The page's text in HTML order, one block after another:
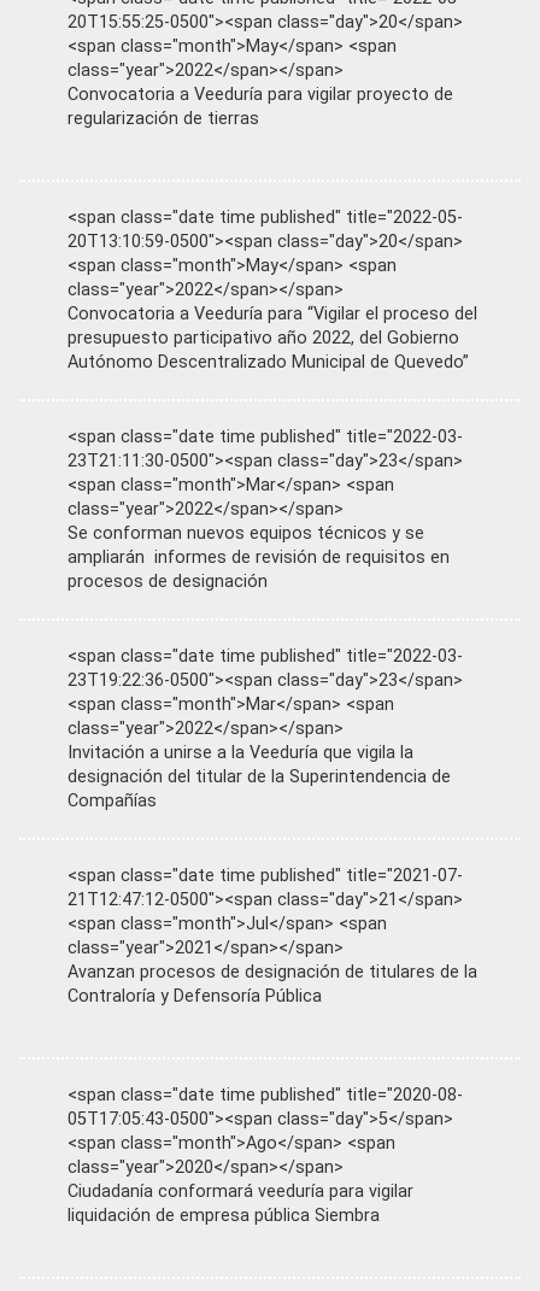
20T15:55:25-0500"><span class="day">20</span>
<span class="month">May</span> <span
class="year">2022</span></span>
Convocatoria a Veeduría para vigilar proyecto de
regularización de tierras
<span class="date time published" title="2022-05-
20T13:10:59-0500"><span class="day">20</span>
<span class="month">May</span> <span
class="year">2022</span></span>
Convocatoria a Veeduría para “Vigilar el proceso del
presupuesto participativo año 2022, del Gobierno
Autónomo Descentralizado Municipal de Quevedo”
<span class="date time published" title="2022-03-
23T21:11:30-0500"><span class="day">23</span>
<span class="month">Mar</span> <span
class="year">2022</span></span>
Se conforman nuevos equipos técnicos y se
ampliarán informes de revisión de requisitos en
procesos de designación
<span class="date time published" title="2022-03-
23T19:22:36-0500"><span class="day">23</span>
<span class="month">Mar</span> <span
class="year">2022</span></span>
Invitación a unirse a la Veeduría que vigila la
designación del titular de la Superintendencia de
Compañías
<span class="date time published" title="2021-07-
21T12:47:12-0500"><span class="day">21</span>
<span class="month">Jul</span> <span
class="year">2021</span></span>
Avanzan procesos de designación de titulares de la
Contraloría y Defensoría Pública
<span class="date time published" title="2020-08-
05T17:05:43-0500"><span class="day">5</span>
<span class="month">Ago</span> <span
class="year">2020</span></span>
Ciudadanía conformará veeduría para vigilar
liquidación de empresa pública Siembra